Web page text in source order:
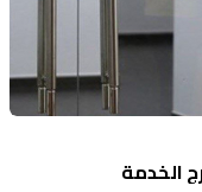
الخدمة